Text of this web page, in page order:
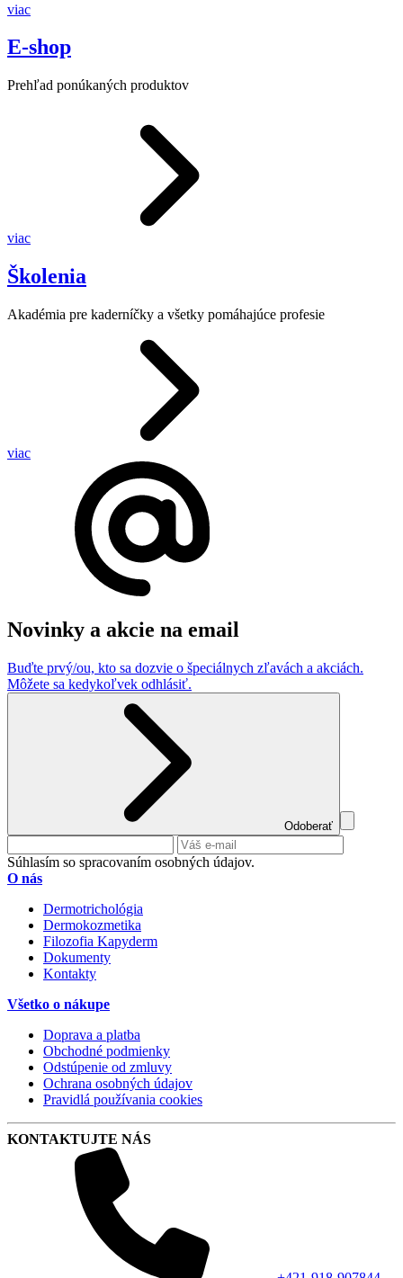
viac
E-shop
Prehľad ponúkaných produktov
viac
Školenia
Akadémia pre kaderníčky a všetky pomáhajúce profesie
viac
Novinky a akcie na email
Buďte prvý/ou, kto sa dozvie o špeciálnych zľavách a akciách.
Môžete sa kedykoľvek odhlásiť.
Odoberať
Súhlasím so spracovaním osobných údajov.
O nás
Dermotrichológia
Dermokozmetika
Filozofia Kapyderm
Dokumenty
Kontakty
Všetko o nákupe
Doprava a platba
Obchodné podmienky
Odstúpenie od zmluvy
Ochrana osobných údajov
Pravidlá používania cookies
KONTAKTUJTE NÁS